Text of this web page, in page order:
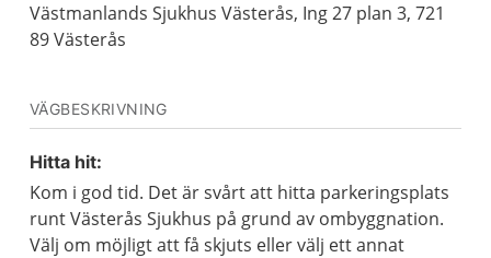
Västmanlands Sjukhus Västerås, Ing 27 plan 3, 721
89 Västerås
VÄGBESKRIVNING
Hitta hit:
Kom i god tid. Det är svårt att hitta parkeringsplats
runt Västerås Sjukhus på grund av ombyggnation.
Välj om möjligt att få skjuts eller välj ett annat